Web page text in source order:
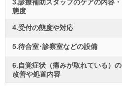
3.診療補助スタッフのケアの内容・
態度
4.受付の態度や対応
5.待合室･診察室などの設備
6.自覚症状（痛みが取れている）の
改善や処置内容